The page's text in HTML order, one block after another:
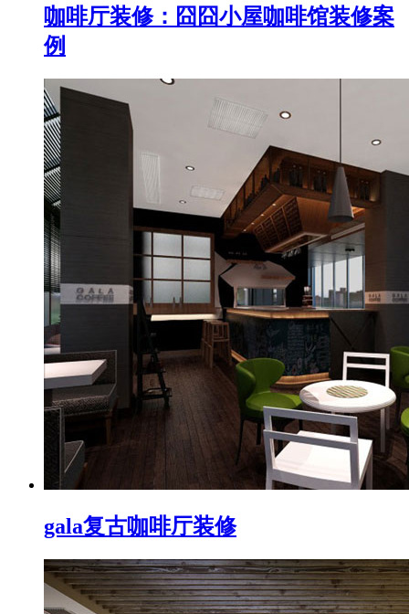
咖啡厅装修：囧囧小屋咖啡馆装修案
例
gala复古咖啡厅装修